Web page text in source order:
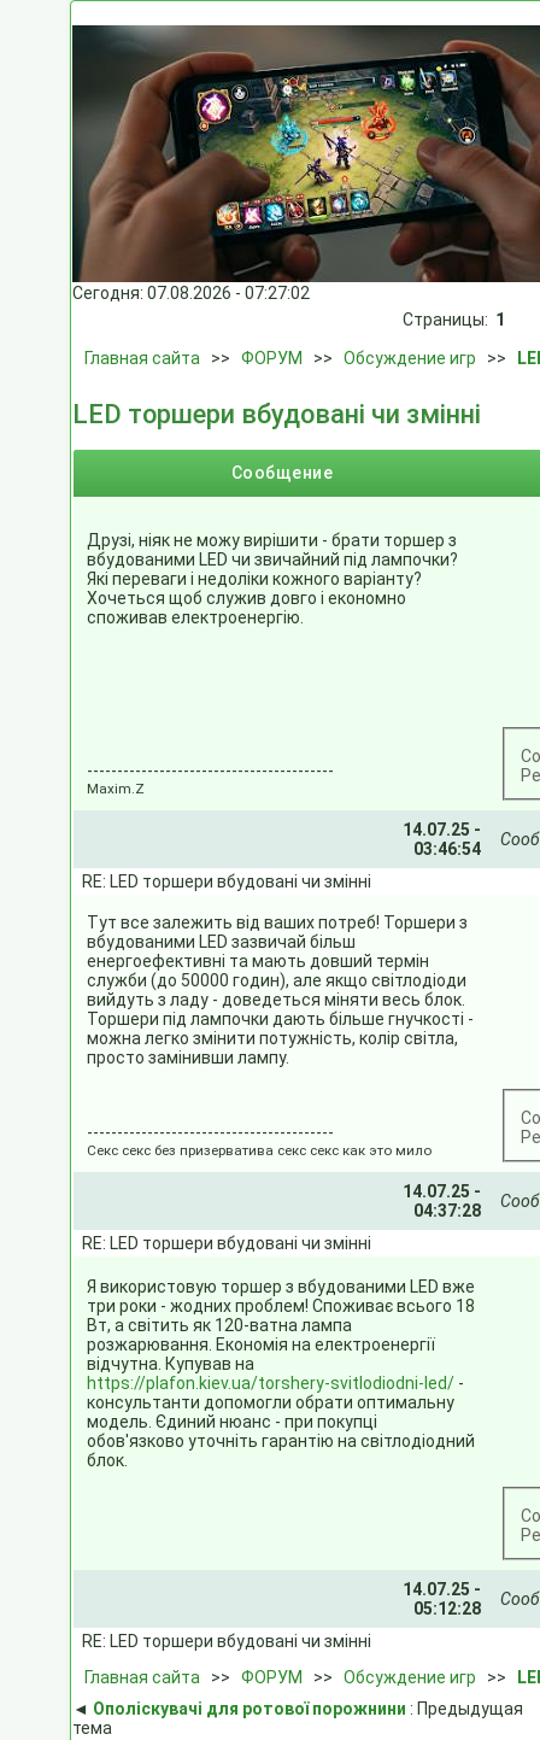
Сегодня: 07.08.2026 - 07:27:02
Страницы: 1
Главная сайта
>>ФОРУМ >>Обсуждение игр >>
LED торшери вбудовані чи змінні
Сообщение
Друзі, ніяк не можу вирішити - брати торшер з
вбудованими LED чи звичайний під лампочки?
Які переваги і недоліки кожного варіанту?
Хочеться щоб служив довго і економно
споживав електроенергію.
-----------------------------------------
Maxim.Z
14.07.25 -
03:46:54
RE: LED торшери вбудовані чи змінні
Тут все залежить від ваших потреб! Торшери з
вбудованими LED зазвичай більш
енергоефективні та мають довший термін
служби (до 50000 годин), але якщо світлодіоди
вийдуть з ладу - доведеться міняти весь блок.
Торшери під лампочки дають більше гнучкості -
можна легко змінити потужність, колір світла,
просто замінивши лампу.
-----------------------------------------
Секс секс без призерватива секс секс как это мило
14.07.25 -
04:37:28
RE: LED торшери вбудовані чи змінні
Я використовую торшер з вбудованими LED вже
три роки - жодних проблем! Споживає всього 18
Вт, а світить як 120-ватна лампа
розжарювання. Економія на електроенергії
відчутна. Купував на
https://plafon.kiev.ua/torshery-svitlodiodni-led/ -
консультанти допомогли обрати оптимальну
модель. Єдиний нюанс - при покупці
обов'язково уточніть гарантію на світлодіодний
блок.
14.07.25 -
05:12:28
RE: LED торшери вбудовані чи змінні
Главная сайта
>>ФОРУМ >>Обсуждение игр >>
◄ Ополіскувачі для ротової порожнини : Предыдущая
тема